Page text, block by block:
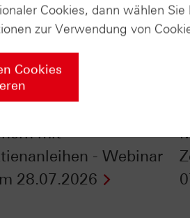
mit
- Webinar
28.07.2026
Cookies, dann wählen
zur Verwendung von
Cookies